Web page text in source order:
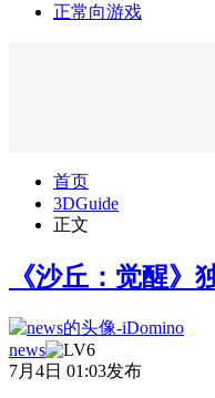
正常向游戏
首页
3DGuide
正文
《沙丘：觉醒》
news
7月4日 01:03发布